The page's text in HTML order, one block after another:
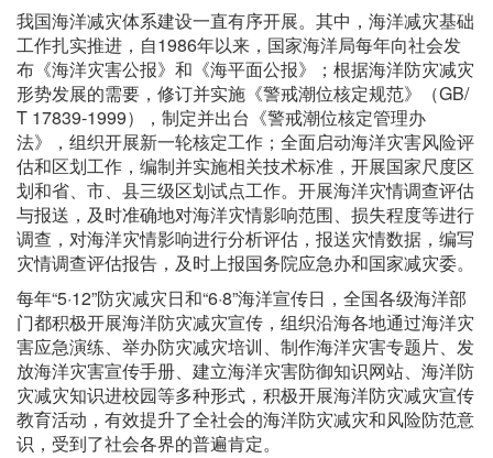
我国海洋减灾体系建设一直有序开展。其中，海洋减灾基础
工作扎实推进，自1986年以来，国家海洋局每年向社会发
布《海洋灾害公报》和《海平面公报》；根据海洋防灾减灾
形势发展的需要，修订并实施《警戒潮位核定规范》（GB/
T 17839-1999），制定并出台《警戒潮位核定管理办
法》，组织开展新一轮核定工作；全面启动海洋灾害风险评
估和区划工作，编制并实施相关技术标准，开展国家尺度区
划和省、市、县三级区划试点工作。开展海洋灾情调查评估
与报送，及时准确地对海洋灾情影响范围、损失程度等进行
调查，对海洋灾情影响进行分析评估，报送灾情数据，编写
灾情调查评估报告，及时上报国务院应急办和国家减灾委。
每年“5·12”防灾减灾日和“6·8”海洋宣传日，全国各级海洋部
门都积极开展海洋防灾减灾宣传，组织沿海各地通过海洋灾
害应急演练、举办防灾减灾培训、制作海洋灾害专题片、发
放海洋灾害宣传手册、建立海洋灾害防御知识网站、海洋防
灾减灾知识进校园等多种形式，积极开展海洋防灾减灾宣传
教育活动，有效提升了全社会的海洋防灾减灾和风险防范意
识，受到了社会各界的普遍肯定。